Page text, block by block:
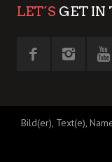
LET´S GET IN
Bild(er), Text(e),